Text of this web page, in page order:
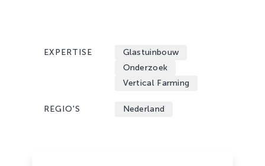
EXPERTISE
Glastuinbouw
Onderzoek
Vertical Farming
REGIO'S Nederland